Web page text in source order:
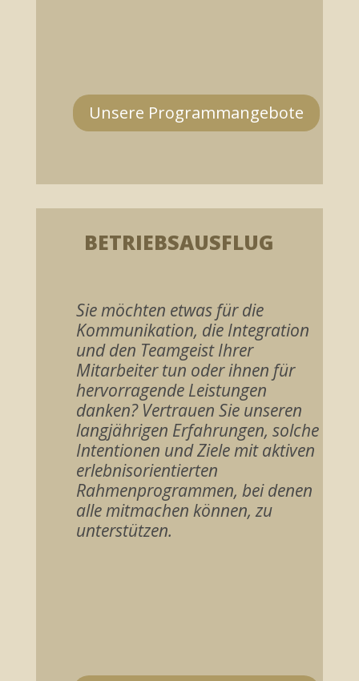
Unsere Programmangebote
BETRIEBSAUSFLUG
Sie möchten etwas für die
Kommunikation, die Integration
und den Teamgeist Ihrer
Mitarbeiter tun oder ihnen für
hervorragende Leistungen
danken? Vertrauen Sie unseren
langjährigen Erfahrungen, solche
Intentionen und Ziele mit aktiven
erlebnisorientierten
Rahmenprogrammen, bei denen
alle mitmachen können, zu
unterstützen.